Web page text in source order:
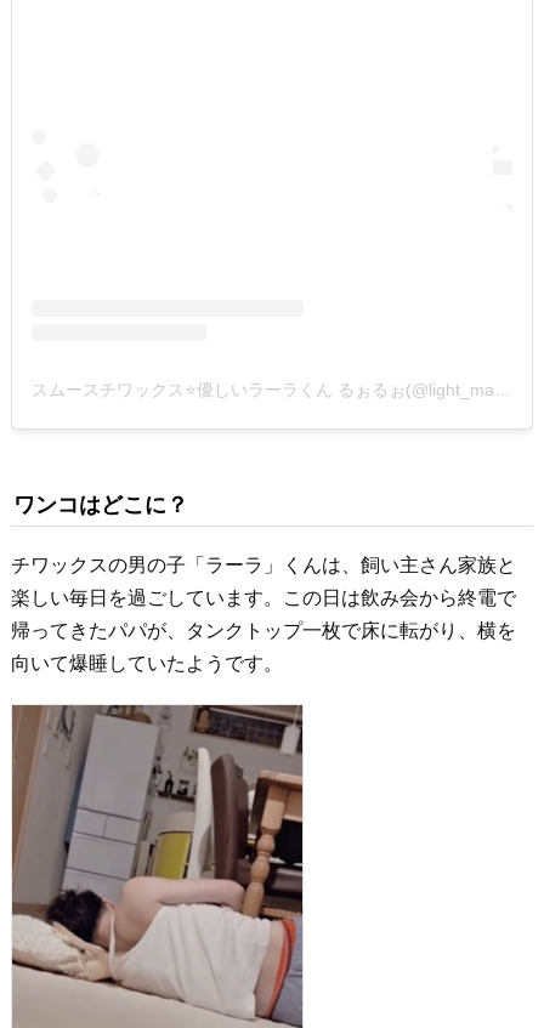
ワンコはどこに？
チワックスの男の子「ラーラ」くんは、飼い主さん家族と
楽しい毎日を過ごしています。この日は飲み会から終電で
帰ってきたパパが、タンクトップ一枚で床に転がり、横を
向いて爆睡していたようです。